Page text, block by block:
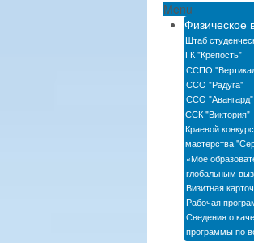
Menu
Физическое
Штаб
ГК "Крепость"
ССПО
ССО "Радуга"
ССО "Авангард"
ССК "Виктория"
Краевой
мастерства
«Мое
глобальным
Визитная
Рабочая
Сведения о
программы по